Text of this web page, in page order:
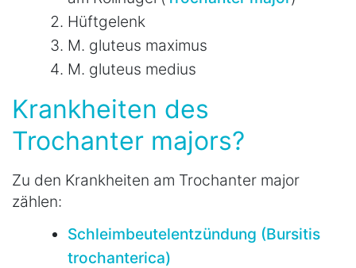
Hüftgelenk
M. gluteus maximus
M. gluteus medius
Krankheiten des
Trochanter majors?
Zu den Krankheiten am Trochanter major
zählen:
Schleimbeutelentzündung (Bursitis
trochanterica)